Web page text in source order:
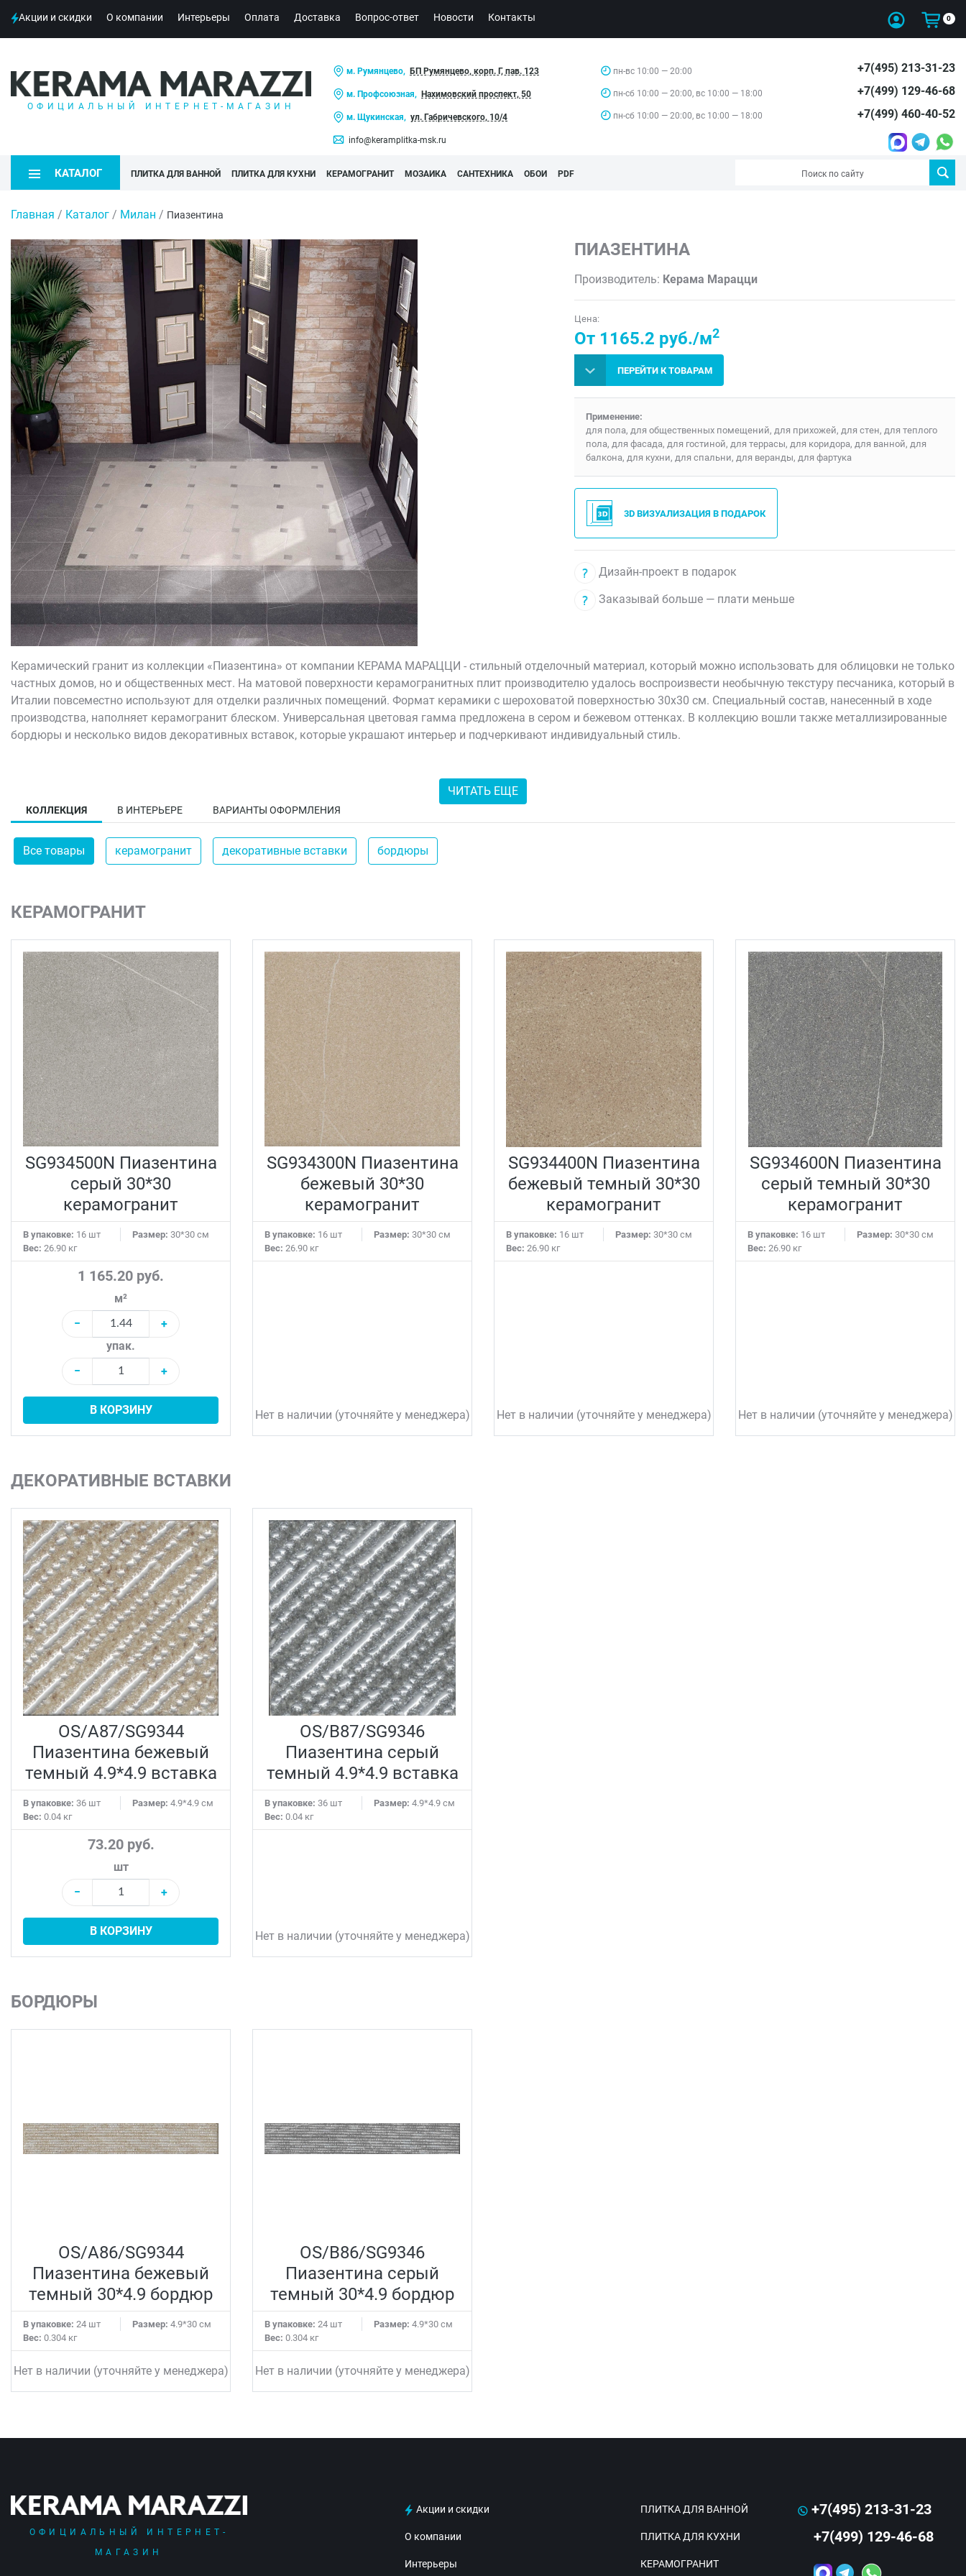
Акции и скидки О компании Интерьеры Оплата Доставка Вопрос-ответ Новости Контакты 0
ОФИЦИАЛЬНЫЙ ИНТЕРНЕТ-МАГАЗИН
м. Румянцево, БП Румянцево, корп. Г, пав. 123
м. Профсоюзная, Нахимовский проспект, 50
м. Щукинская, ул. Габричевского, 10/4
info@keramplitka-msk.ru
пн-вс 10:00 — 20:00
пн-сб 10:00 — 20:00, вс 10:00 — 18:00
пн-сб 10:00 — 20:00, вс 10:00 — 18:00
+7(495) 213-31-23
+7(499) 129-46-68
+7(499) 460-40-52
КАТАЛОГ ПЛИТКА ДЛЯ ВАННОЙ ПЛИТКА ДЛЯ КУХНИ КЕРАМОГРАНИТ МОЗАИКА САНТЕХНИКА ОБОИ PDF
Главная / Каталог / Милан / Пиазентина
ПИАЗЕНТИНА
Производитель: Керама Марацци
Цена:
От 1165.2 руб./м2
ПЕРЕЙТИ К ТОВАРАМ
Применение:
для пола, для общественных помещений, для прихожей, для стен, для теплого
пола, для фасада, для гостиной, для террасы, для коридора, для ванной, для
балкона, для кухни, для спальни, для веранды, для фартука
3D ВИЗУАЛИЗАЦИЯ В ПОДАРОК
Дизайн-проект в подарок
Заказывай больше — плати меньше
Керамический гранит из коллекции «Пиазентина» от компании КЕРАМА МАРАЦЦИ - стильный отделочный материал, который можно использовать для облицовки не только
частных домов, но и общественных мест. На матовой поверхности керамогранитных плит производителю удалось воспроизвести необычную текстуру песчаника, который в
Италии повсеместно используют для отделки различных помещений. Формат керамики с шероховатой поверхностью 30х30 см. Специальный состав, нанесенный в ходе
производства, наполняет керамогранит блеском. Универсальная цветовая гамма предложена в сером и бежевом оттенках. В коллекцию вошли также металлизированные
бордюры и несколько видов декоративных вставок, которые украшают интерьер и подчеркивают индивидуальный стиль.
стилях и наслаждаться полученным результатом. Фабрика продумывает каждую коллекцию, поэтому, комбинируя предложенные элементы, вы всегда получите
ЧИТАТЬ ЕЩЕ
КОЛЛЕКЦИЯ В ИНТЕРЬЕРЕ ВАРИАНТЫ ОФОРМЛЕНИЯ
Все товары керамогранит декоративные вставки бордюры
КЕРАМОГРАНИТ
SG934500N Пиазентина
серый 30*30
керамогранит
В упаковке: 16 шт Размер: 30*30 см
Вес: 26.90 кг
1 165.20 руб.
м²
−
+
упак.
−
+
В КОРЗИНУ
SG934300N Пиазентина
бежевый 30*30
керамогранит
В упаковке: 16 шт Размер: 30*30 см
Вес: 26.90 кг
Нет в наличии (уточняйте у менеджера)
SG934400N Пиазентина
бежевый темный 30*30
керамогранит
В упаковке: 16 шт Размер: 30*30 см
Вес: 26.90 кг
Нет в наличии (уточняйте у менеджера)
SG934600N Пиазентина
серый темный 30*30
керамогранит
В упаковке: 16 шт Размер: 30*30 см
Вес: 26.90 кг
Нет в наличии (уточняйте у менеджера)
ДЕКОРАТИВНЫЕ ВСТАВКИ
OS/A87/SG9344
Пиазентина бежевый
темный 4.9*4.9 вставка
В упаковке: 36 шт Размер: 4.9*4.9 см
Вес: 0.04 кг
73.20 руб.
шт
−
+
В КОРЗИНУ
OS/B87/SG9346
Пиазентина серый
темный 4.9*4.9 вставка
В упаковке: 36 шт Размер: 4.9*4.9 см
Вес: 0.04 кг
Нет в наличии (уточняйте у менеджера)
БОРДЮРЫ
OS/A86/SG9344
Пиазентина бежевый
темный 30*4.9 бордюр
В упаковке: 24 шт Размер: 4.9*30 см
Вес: 0.304 кг
Нет в наличии (уточняйте у менеджера)
OS/B86/SG9346
Пиазентина серый
темный 30*4.9 бордюр
В упаковке: 24 шт Размер: 4.9*30 см
Вес: 0.304 кг
Нет в наличии (уточняйте у менеджера)
ОФИЦИАЛЬНЫЙ ИНТЕРНЕТ-
МАГАЗИН
Акции и скидки
О компании
Интерьеры
ПЛИТКА ДЛЯ ВАННОЙ
ПЛИТКА ДЛЯ КУХНИ
КЕРАМОГРАНИТ
+7(495) 213-31-23
+7(499) 129-46-68